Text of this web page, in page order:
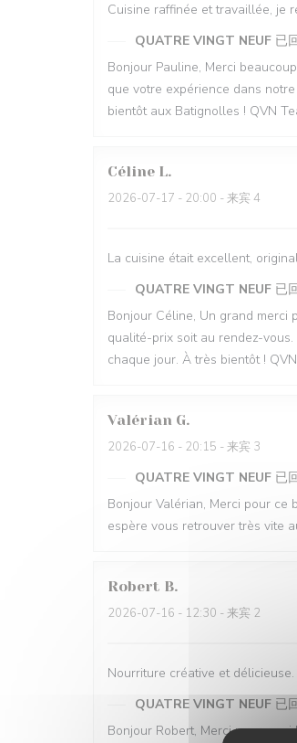
Cuisine raffinée et travaillée, je
QUATRE VINGT NEUF 已
Bonjour Pauline, Merci
que votre expérience dans
bientôt aux Batignolles ! QVN
Céline L
2026-07-17 - 20:00 - 来宾 4
La cuisine était excellent,
QUATRE VINGT NEUF 已
Bonjour Céline, Un grand merci
qualité-prix soit au rendez-
chaque jour. À très bientôt !
Valérian G
2026-07-16 - 20:15 - 来宾 3
QUATRE VINGT NEUF 已
Bonjour Valérian, Merci pour ce
espère vous retrouver très vite
Robert B
2026-07-16 - 12:30 - 来宾 2
Nourriture créative et
QUATRE VINGT NEUF 已
Bonjour Robert, Merci pour ce